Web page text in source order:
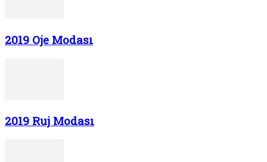
2019 Oje Modası
2019 Ruj Modası